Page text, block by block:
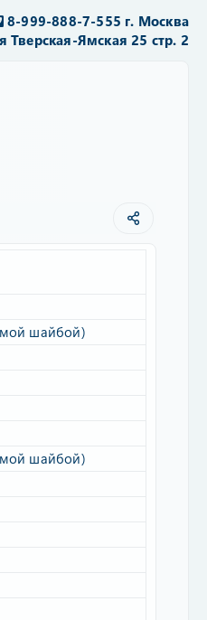
8-999-888-7-555 г. Москва
Тверская-Ямская 25 стр. 2
шайбой)​
шайбой)​